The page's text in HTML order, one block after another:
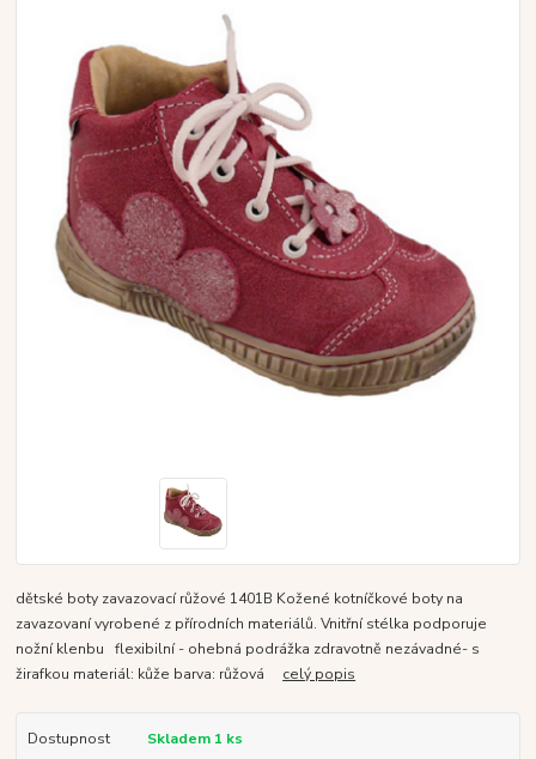
dětské boty zavazovací růžové 1401B Kožené kotníčkové boty na
zavazovaní vyrobené z přírodních materiálů. Vnitřní stélka podporuje
nožní klenbu flexibilní - ohebná podrážka zdravotně nezávadné- s
žirafkou materiál: kůže barva: růžová celý popis
Dostupnost
Skladem 1 ks